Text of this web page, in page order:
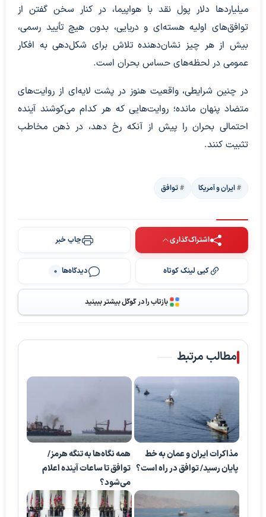
میلیاردها دلار پول نقد با هواپیما، در کنار سخن گفتن از
توافق‌های اولیه هسته‌ای و دریایی، بدون هیچ تأیید رسمی،
بیش از هر چیز نشان‌دهنده تلاش برای شکل‌دهی به افکار
عمومی در لحظه‌های حساس بحران است.
در چنین شرایطی، واقعیت هنوز در پشت لایه‌ای از روایت‌های
متضاد پنهان مانده؛ روایت‌هایی که هر کدام می‌کوشند آینده
احتمالی بحران را پیش از آنکه رخ دهد، در ذهن مخاطب
تثبیت کنند.
ایران و آمریکا توافق
اشتراک‌گذاری چاپ خبر
کپی لینک کوتاه دیدگاه‌ها 0
بازتاب را در گوگل بیشتر ببینید
مطالب مرتبط
مذاکرات ایران و عمان به خط
پایان رسید/ توافق در راه است؟
همه نگاه‌ها به تنگه هرمز/
توافق تا ساعات آینده اعلام
می‌شود؟